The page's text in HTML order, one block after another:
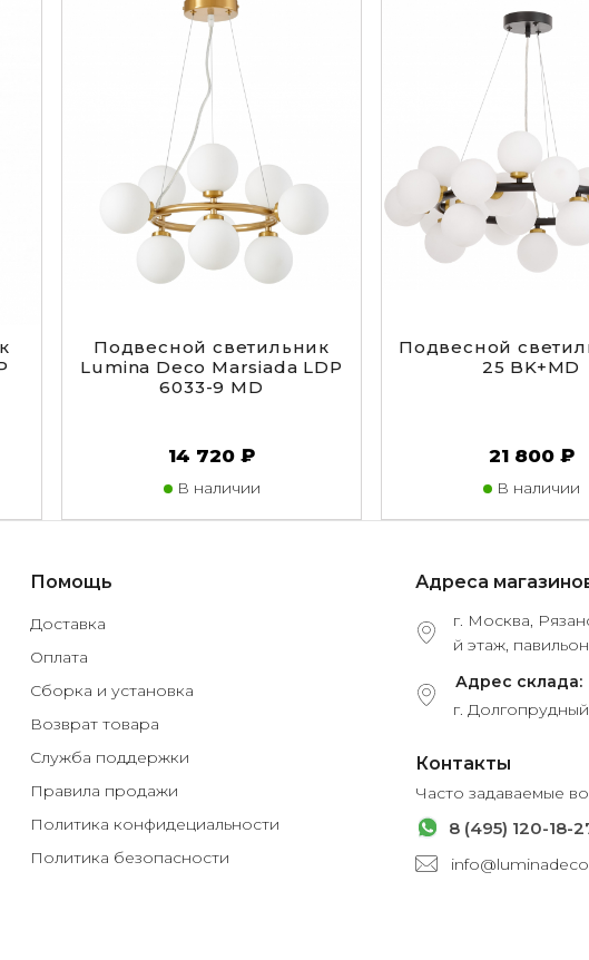
Подвесной светильник
Lumina Deco Marsiada LDP
6033-9 MD
14 720 ₽
В наличии
Подвесной
25 BK+MD
21 800 ₽
В наличии
Помощь
Доставка
Оплата
Сборка и установка
Возврат товара
Служба поддержки
Правила продажи
Политика конфидециальности
Политика безопасности
Адреса
г. Москва,
й этаж,
Адрес склада:
г.
Контакты
Часто задаваемые
8 (495) 120-18-